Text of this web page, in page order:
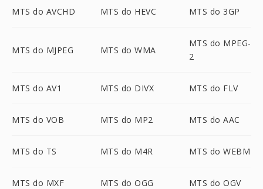
MTS do AVCHD MTS do HEVC MTS do 3GP
MTS do MJPEG MTS do WMA
MTS do MPEG-
2
MTS do AV1 MTS do DIVX MTS do FLV
MTS do VOB MTS do MP2 MTS do AAC
MTS do TS MTS do M4R MTS do WEBM
MTS do MXF MTS do OGG MTS do OGV